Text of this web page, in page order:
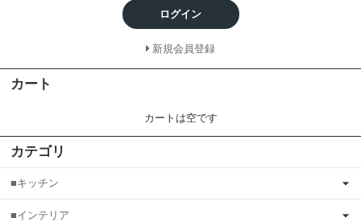
ログイン
新規会員登録
カート
カートは空です
カテゴリ
■キッチン
■インテリア